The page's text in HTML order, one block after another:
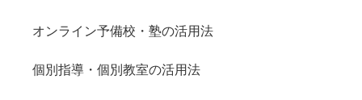
オンライン予備校・塾の活用法
個別指導・個別教室の活用法